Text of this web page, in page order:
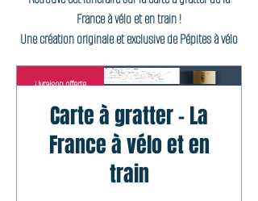
France à vélo et en train !
Une création originale et exclusive de Pépites à vélo
Livraison offerte
Carte à gratter - La
France à vélo et en
train